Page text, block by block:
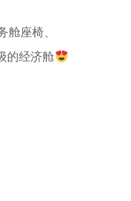
座椅、
的经济舱